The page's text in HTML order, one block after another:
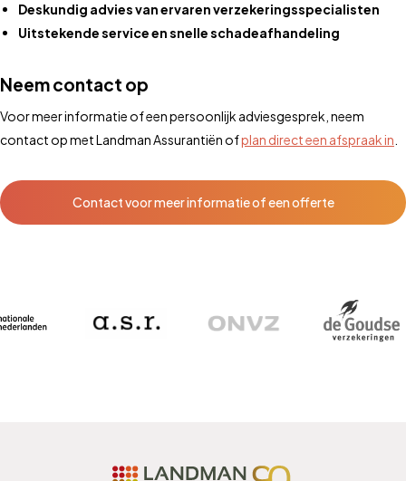
Deskundig advies van ervaren verzekeringsspecialisten
Uitstekende service en snelle schadeafhandeling
Neem contact op
Voor meer informatie of een persoonlijk adviesgesprek, neem
contact op met Landman Assurantiën ofplan direct een afspraak in
Contact voor meer informatie of een offerte